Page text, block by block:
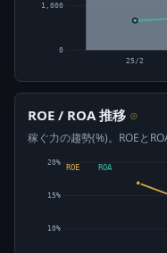
0
1,000
25/2
ROE / ROA 推移 ⊙
稼ぐ力の趨勢(%)。ROEと
10%
15%
20%
ROE ROA